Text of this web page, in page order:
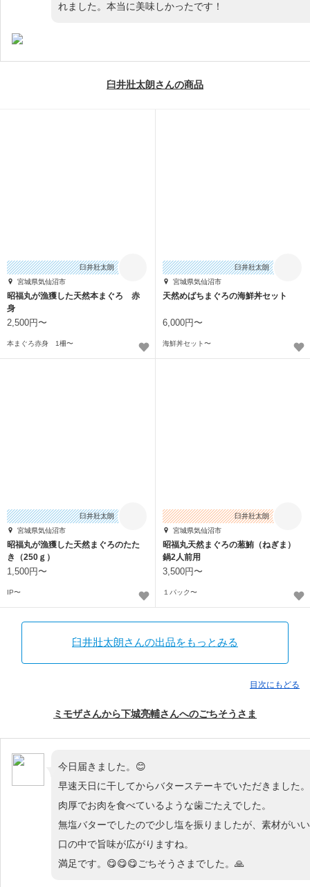
れました。本当に美味しかったです！
臼井壯太朗さんの商品
臼井壯太朗
宮城県気仙沼市
昭福丸が漁獲した天然本まぐろ 赤
身
2,500円〜
本まぐろ赤身 1柵〜
臼井壯太朗
宮城県気仙沼市
天然めばちまぐろの海鮮丼セット
6,000円〜
海鮮丼セット〜
臼井壯太朗
宮城県気仙沼市
昭福丸が漁獲した天然まぐろのたた
き（250ｇ）
1,500円〜
IP〜
臼井壯太朗
宮城県気仙沼市
昭福丸天然まぐろの葱鮪（ねぎま）
鍋2人前用
3,500円〜
１パック〜
臼井壯太朗さんの出品をもっとみる
目次にもどる
ミモザさんから下城亮輔さんへのごちそうさま
今日届きました。😊
早速天日に干してからバターステーキでいただきました。
肉厚でお肉を食べているような歯ごたえでした。
無塩バターでしたので少し塩を振りましたが、素材がい
口の中で旨味が広がりますね。
満足です。😋😋😋ごちそうさまでした。🙏